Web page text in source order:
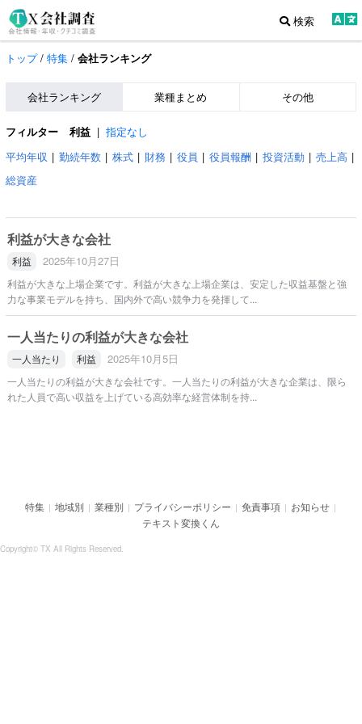
検索
トップ/ 特集 / 会社ランキング
会社ランキング 業種まとめ その他
フィルター 利益 | 指定なし
平均年収
勤続年数 株式 財務 役員 役員報酬 投資活動
売上高
総資産
利益が大きな会社
利益 2025年10月27日
利益が大きな上場企業です。利益が大きな上場企業は、安定した収益基盤と強
力な事業モデルを持ち、国内外で高い競争力を発揮して...
一人当たりの利益が大きな会社
一人当たり 利益 2025年10月5日
一人当たりの利益が大きな会社です。一人当たりの利益が大きな企業は、限ら
れた人員で高い収益を上げている高効率な経営体制を持...
特集 | 地域別 | 業種別 | プライバシーポリシー | 免責事項 | お知らせ |
テキスト変換くん
Copyright© TX All Rights Reserved.